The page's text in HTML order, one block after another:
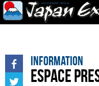
Information
Espace